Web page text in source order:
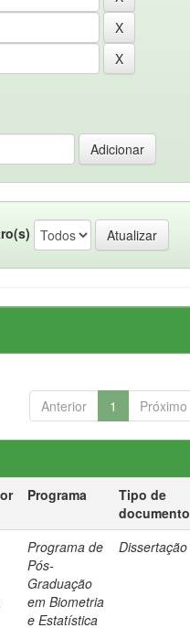
Anterior 1 Próximo
Programa
Tipo de
documento
Programa de
Pós-
Graduação
em Biometria
e Estatística
Dissertação